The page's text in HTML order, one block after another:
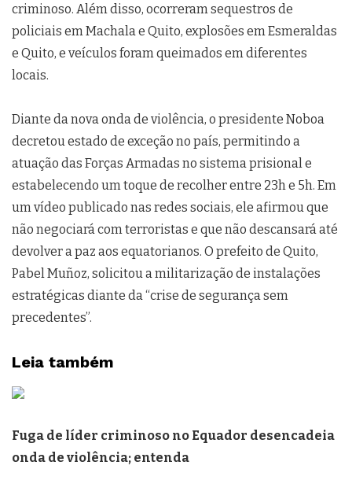
criminoso. Além disso, ocorreram sequestros de
policiais em Machala e Quito, explosões em Esmeraldas
e Quito, e veículos foram queimados em diferentes
locais.
Diante da nova onda de violência, o presidente Noboa
decretou estado de exceção no país, permitindo a
atuação das Forças Armadas no sistema prisional e
estabelecendo um toque de recolher entre 23h e 5h. Em
um vídeo publicado nas redes sociais, ele afirmou que
não negociará com terroristas e que não descansará até
devolver a paz aos equatorianos. O prefeito de Quito,
Pabel Muñoz, solicitou a militarização de instalações
estratégicas diante da “crise de segurança sem
precedentes”.
Leia também
Fuga de líder criminoso no Equador desencadeia
onda de violência; entenda